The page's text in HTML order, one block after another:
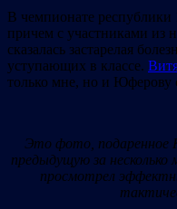
В чемпионате республики
причем с участниками
сказалась застарелая
уступающих в классе.
только мне, но и
Это фото, подаренное
предыдущую за несколько
просмотрел